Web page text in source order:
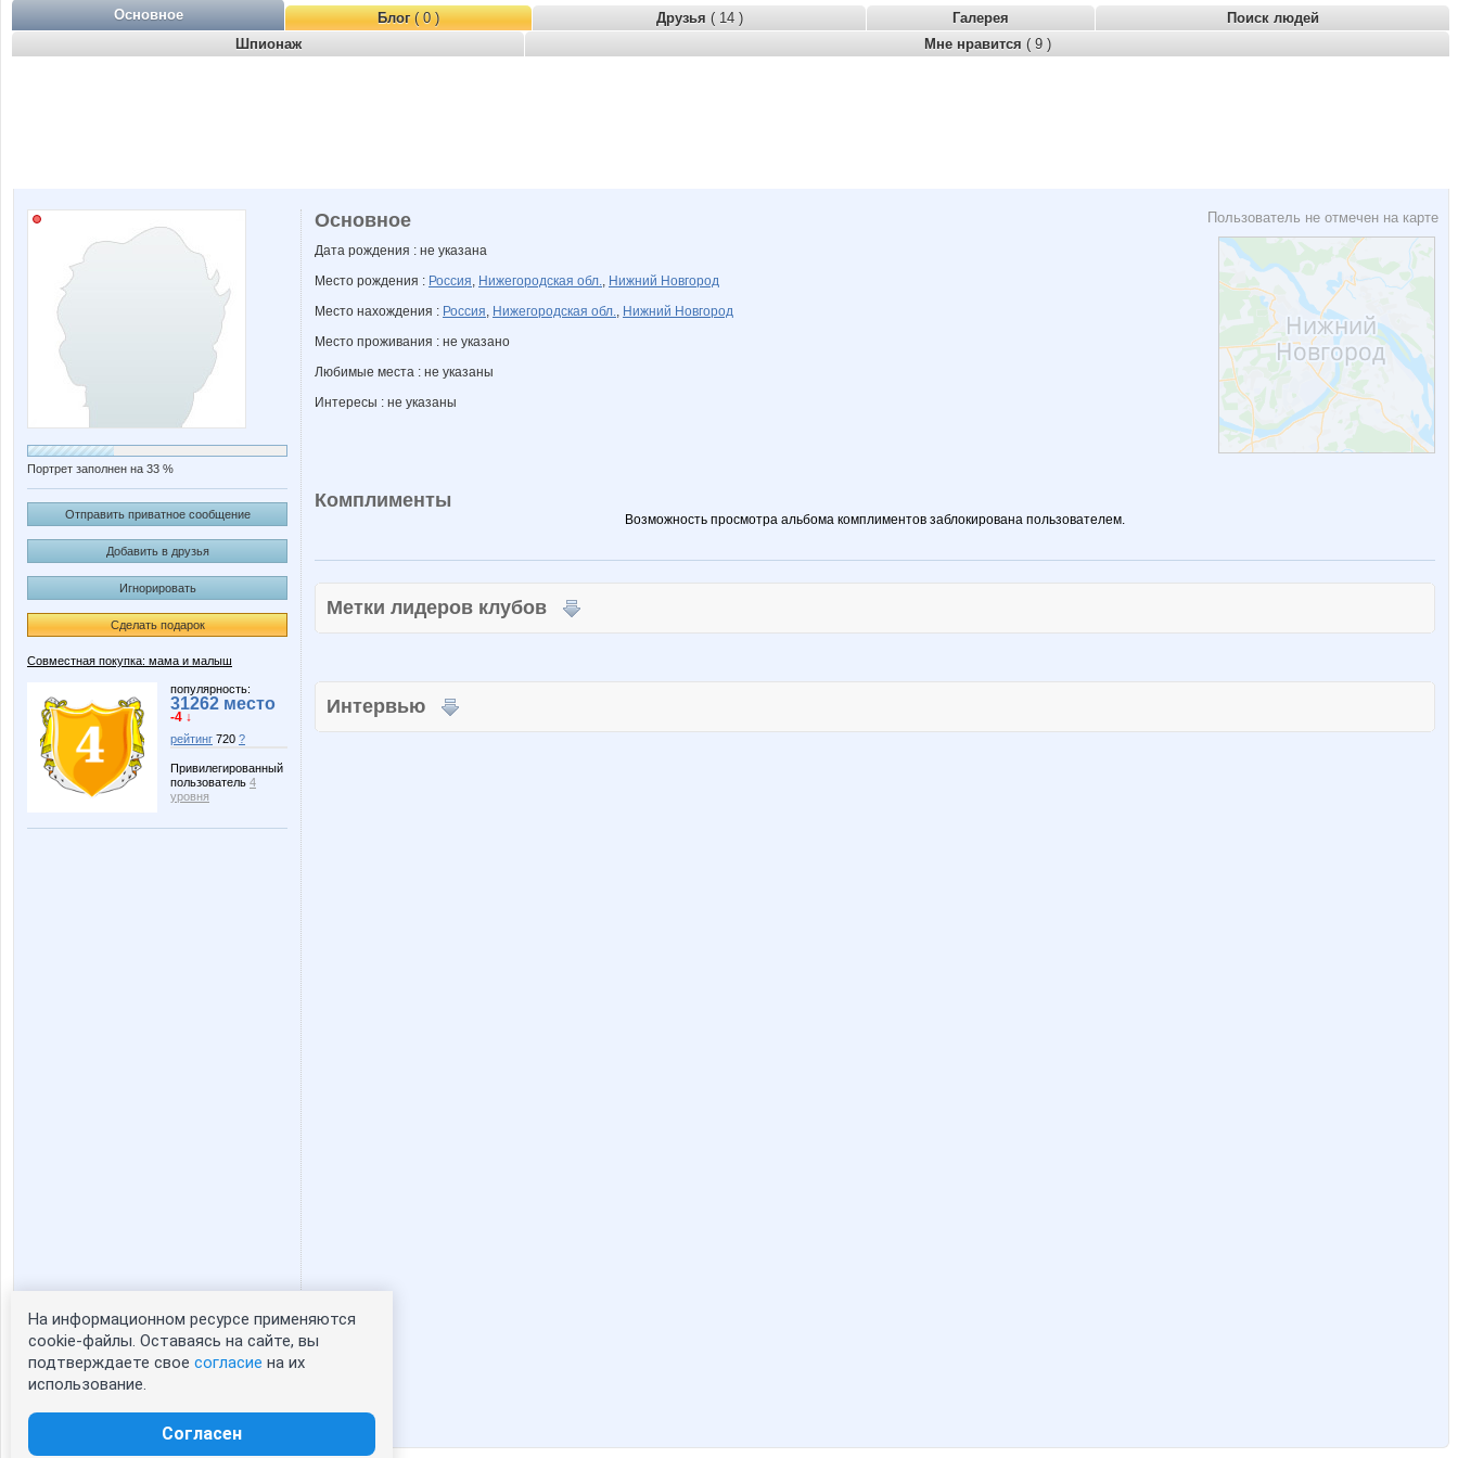
Основное Блог( 0 ) Друзья ( 14 ) Галерея
Поиск людей
Шпионаж
Мне нравится ( 9 )
Портрет заполнен на 33 %
Отправить приватное сообщение
Добавить в друзья
Игнорировать
Сделать подарок
Совместная покупка: мама и малыш
популярность:
31262 место
-4 ↓
рейтинг 720 ?
Привилегированный
пользователь 4
уровня
Статистика портрета:
сейчас просматривают портрет - 0
зарегистрированные пользователи
Пользователь не отмечен на карте
Основное
Дата рождения : не указана
Место рождения : Россия, Нижегородская обл., Нижний Новгород
Место нахождения : Россия, Нижегородская обл., Нижний Новгород
Место проживания : не указано
Любимые места : не указаны
Интересы : не указаны
Комплименты
Возможность просмотра альбома комплиментов заблокирована пользователем.
Метки лидеров клубов
Интервью
На информационном ресурсе применяются
cookie-файлы. Оставаясь на сайте, вы
подтверждаете свое согласие на их
использование.
Согласен